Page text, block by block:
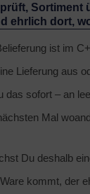
Sortiment
ehrlich dort,
ist im
Lieferung aus
das sofort – an
Mal
Du deshalb
kommt, der